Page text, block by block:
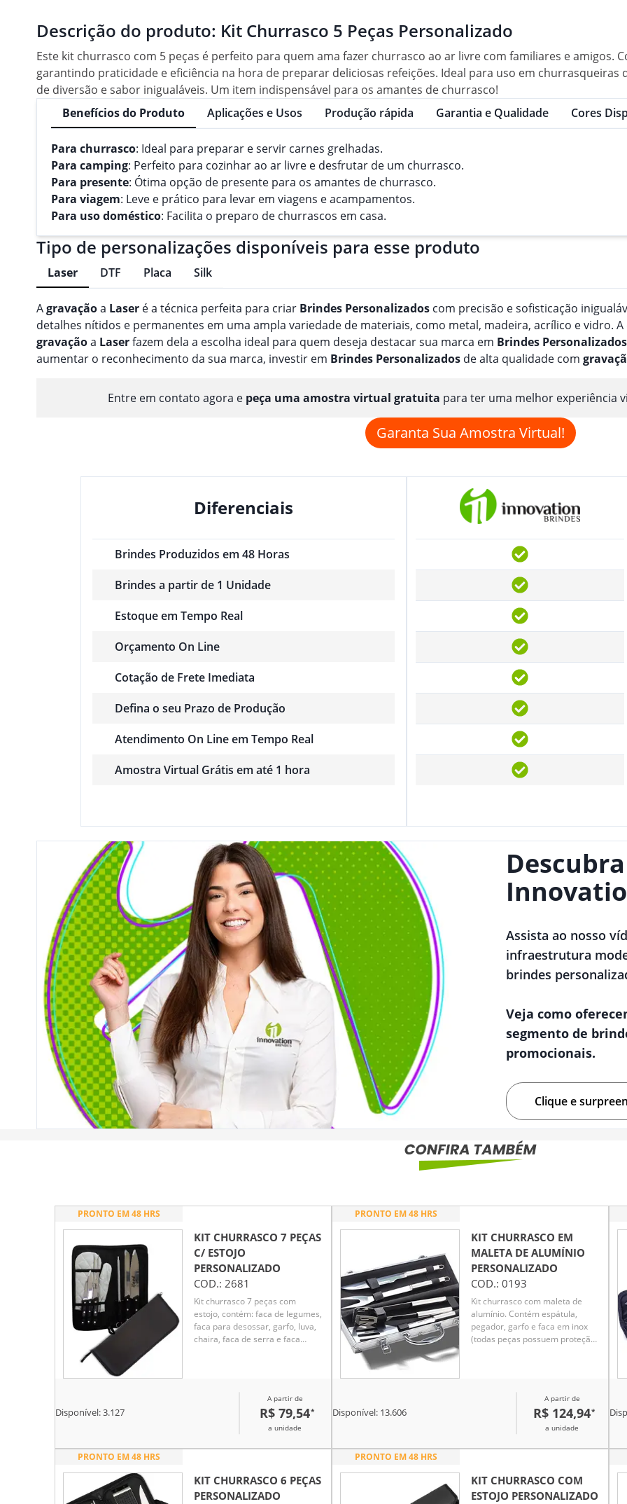
Descrição do produto: Kit Churrasco 5 Peças Personalizado
Este kit churrasco com 5 peças é perfeito para quem ama fazer churrasco ao ar livre com familiares e amigos.
garantindo praticidade e eficiência na hora de preparar deliciosas refeições. Ideal para uso em
de diversão e sabor inigualáveis. Um item indispensável para os amantes de churrasco!
Benefícios do Produto
Aplicações e Usos Produção rápida Garantia e Qualidade Cores
Para churrasco: Ideal para preparar e servir carnes grelhadas.
Para camping: Perfeito para cozinhar ao ar livre e desfrutar de um churrasco.
Para presente: Ótima opção de presente para os amantes de churrasco.
Para viagem: Leve e prático para levar em viagens e acampamentos.
Para uso doméstico: Facilita o preparo de churrascos em casa.
Tipo de personalizações disponíveis para esse produto
Laser DTF Placa Silk
Agravaçãoa Laser é a técnica perfeita para criar Brindes Personalizados com precisão e sofisticação
detalhes nítidos e permanentes em uma ampla variedade de materiais, como metal, madeira, acrílico e vidro.
gravaçãoa Laserfazem dela a escolha ideal para quem deseja destacar sua marca em Brindes Personalizados
aumentar o reconhecimento da sua marca, investir em Brindes Personalizados de alta qualidade com
Entre em contato agora e peça uma amostra virtual gratuita para ter uma melhor experiência
Garanta Sua Amostra Virtual!
Diferenciais
Brindes Produzidos em 48 Horas
Brindes a partir de 1 Unidade
Estoque em Tempo Real
Orçamento On Line
Cotação de Frete Imediata
Defina o seu Prazo de Produção
Atendimento On Line em Tempo Real
Amostra Virtual Grátis em até 1 hora
Assista ao nosso
infraestrutura
brindes
Veja como
segmento de
promocionais.
Clique e
PRONTO EM 48 HRS
KIT CHURRASCO 7 PEÇAS
C/ ESTOJO
PERSONALIZADO
COD.: 2681
Kit churrasco 7 peças com
estojo, contém: faca de legumes,
faca para desossar, garfo, luva,
chaira, faca de serra e faca
Disponível:3.127
A partir de
R$ 79,54*
a unidade
PRONTO EM 48 HRS
KIT CHURRASCO EM
MALETA DE ALUMÍNIO
PERSONALIZADO
COD.: 0193
Kit churrasco com maleta de
alumínio. Contém espátula,
pegador, garfo e faca em inox
(todas peças possuem proteção
Disponível: 13.606
A partir de
R$ 124,94*
a unidade
PRONTO EM 48 HRS
KIT CHURRASCO 6 PEÇAS
PERSONALIZADO
PRONTO EM 48 HRS
KIT CHURRASCO COM
ESTOJO PERSONALIZADO